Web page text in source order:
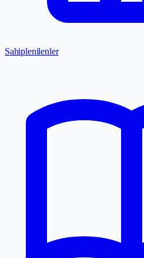
Sahiplenilenler